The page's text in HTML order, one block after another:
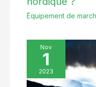
Équipement de
Nov
1
2023